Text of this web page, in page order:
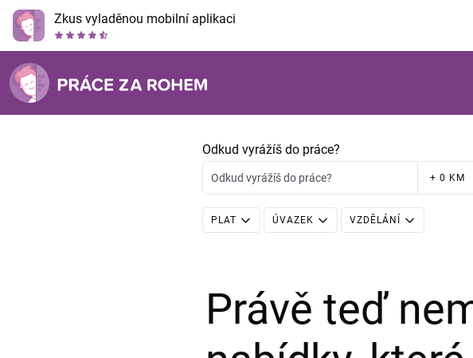
Zkus vyladěnou mobilní aplikaci
Odkud vyrážíš do práce?
Odkud vyrážíš do práce? + 0 KM
PLAT ÚVAZEK VZDĚLÁNÍ
Právě teď